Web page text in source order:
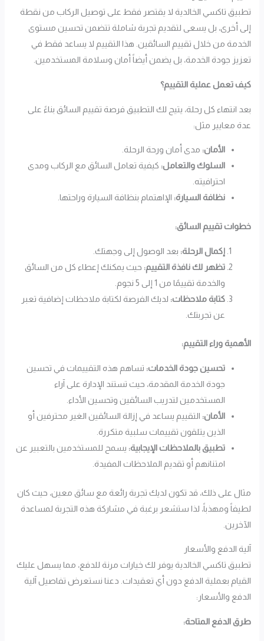
تطبيق تاكسي الخالدية لا يقتصر فقط على توصيل الركاب من نقطة
إلى أخرى، بل يسعى لتقديم تجربة شاملة تتضمن تحسين مستوى
الخدمة من خلال تقييم السائقين. هذا التقييم لا يساعد فقط في
تعزيز جودة الخدمة، بل يضمن أيضاً أمان وسلامة المستخدمين.
كيف تعمل عملية التقييم؟
بعد انتهاء كل رحلة، يتيح لك التطبيق فرصة تقييم السائق بناءً على
عدة معايير مثل:
الأمان: مدى أمان ورحة الرحلة.
السلوك والتعامل: كيفية تعامل السائق مع الركاب ومدى
احترافيته.
نظافة السيارة: الإاهتمام بنظافة السيارة وراحتها.
خطوات تقييم السائق:
إكمال الرحلة: بعد الوصول إلى وجهتك.
تظهر لك نافذة التقييم: حيث يمكنك إعطاء كل من السائق
والخدمة تقييمًا من 1 إلى 5 نجوم.
كتابة ملاحظات: لديك الفرصة لكتابة ملاحظات إضافية تعبر
عن تجربتك.
الأهمية وراء التقييم:
تحسين جودة الخدمات: تساهم هذه التقييمات في تحسين
جودة الخدمة المقدمة، حيث تستند الإدارة على آراء
المستخدمين لتدريب السائقين وتحسين الأداء.
الأمان: التقييم يساعد في إزالة السائقين الغير محترفين أو
الذين يتلقون تقييمات سلبية متكررة.
تطبيق بالملاحظات الإيجابية: يسمح للمستخدمين بالتعبير عن
امتنانهم أو تقديم الملاحظات المفيدة.
مثال على ذلك، قد تكون لديك تجربة رائعة مع سائق معين، حيث كان
لطيفاً ومهذباً، لذا ستشعر برغبة في مشاركة هذه التجربة لمساعدة
الآخرين.
آلية الدفع والأسعار
تطبيق تاكسي الخالدية يوفر لك خيارات مرنة للدفع، مما يسهل عليك
القيام بعملية الدفع دون أي تعقيدات. دعنا نستعرض تفاصيل آلية
الدفع والأسعار:
طرق الدفع المتاحة: